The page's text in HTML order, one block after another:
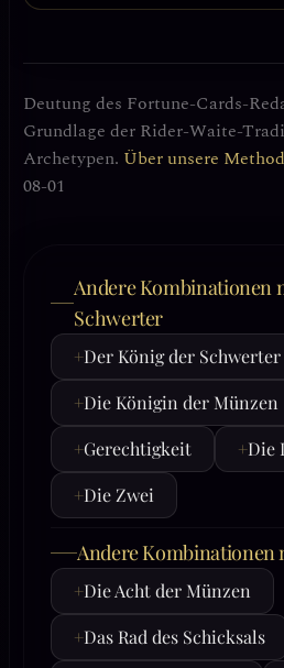
Deutung des Fortune-Cards-
Grundlage der Rider-Waite-
Archetypen. Über unsere
08-01
Andere Kombinationen
Schwerter
+Der König der Schwerter
+Die Königin der Münzen
+Gerechtigkeit +Die
+Die Zwei
Andere Kombinationen
+Die Acht der Münzen
+Das Rad des Schicksals